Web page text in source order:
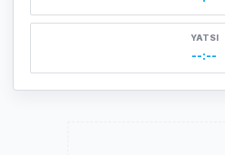
YATSI
--:--